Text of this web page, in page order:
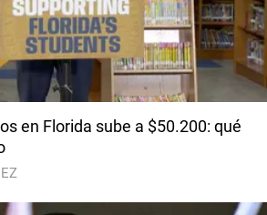
en Florida sube a $50.200: qué